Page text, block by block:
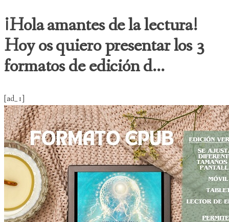
¡Hola amantes de la lectura!
Hoy os quiero presentar los 3
formatos de edición d...
[ad_1]